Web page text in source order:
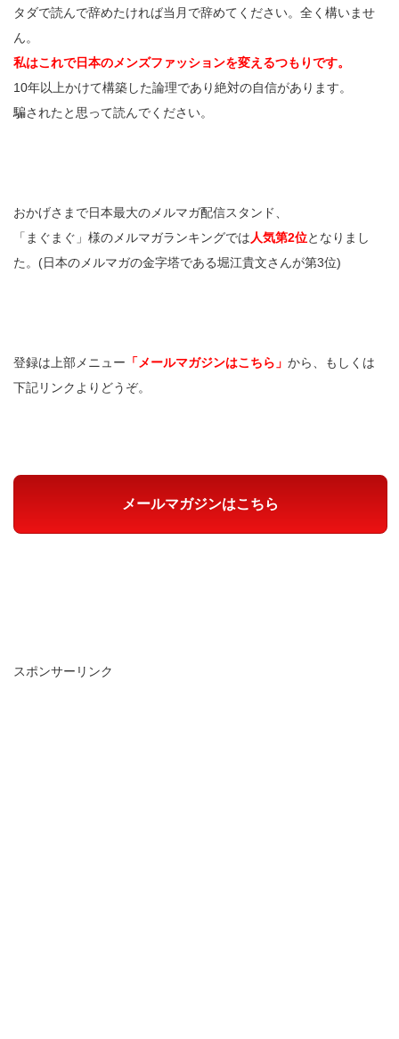
タダで読んで辞めたければ当月で辞めてください。全く構いませ
ん。
私はこれで日本のメンズファッションを変えるつもりです。
10年以上かけて構築した論理であり絶対の自信があります。
騙されたと思って読んでください。
おかげさまで日本最大のメルマガ配信スタンド、
「まぐまぐ」様のメルマガランキングでは人気第2位となりまし
た。(日本のメルマガの金字塔である堀江貴文さんが第3位)
登録は上部メニュー 「メールマガジンはこちら」 から、もしくは
下記リンクよりどうぞ。
メールマガジンはこちら
スポンサーリンク